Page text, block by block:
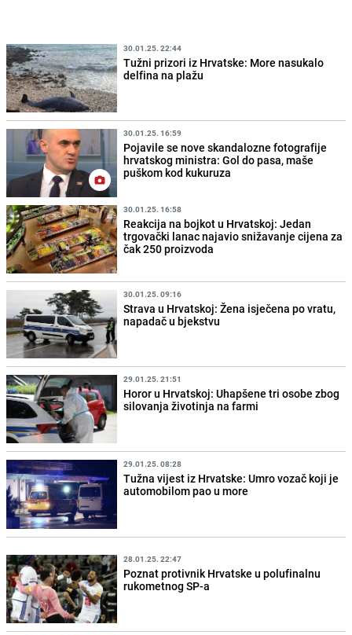
30.01.25. 22:44
Tužni prizori iz Hrvatske: More nasukalo
delfina na plažu
30.01.25. 16:59
Pojavile se nove skandalozne fotografije
hrvatskog ministra: Gol do pasa, maše
puškom kod kukuruza
30.01.25. 16:58
Reakcija na bojkot u Hrvatskoj: Jedan
trgovački lanac najavio snižavanje cijena za
čak 250 proizvoda
30.01.25. 09:16
Strava u Hrvatskoj: Žena isječena po vratu,
napadač u bjekstvu
29.01.25. 21:51
Horor u Hrvatskoj: Uhapšene tri osobe zbog
silovanja životinja na farmi
29.01.25. 08:28
Tužna vijest iz Hrvatske: Umro vozač koji je
automobilom pao u more
28.01.25. 22:47
Poznat protivnik Hrvatske u polufinalnu
rukometnog SP-a